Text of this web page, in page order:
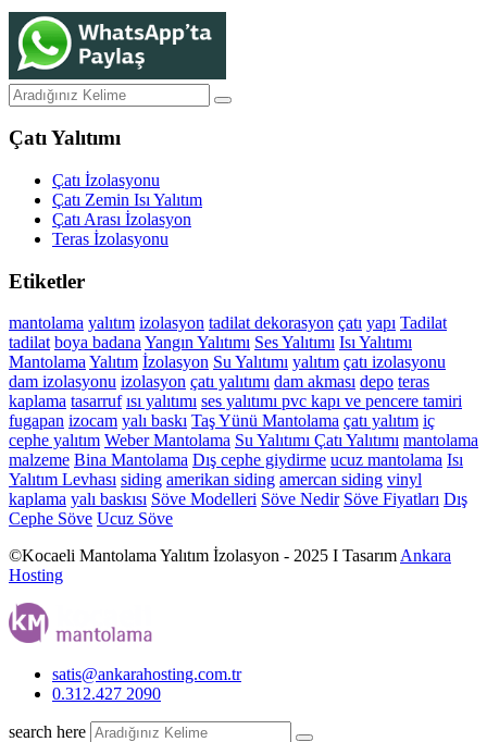
Çatı Yalıtımı
Çatı İzolasyonu
Çatı Zemin Isı Yalıtım
Çatı Arası İzolasyon
Teras İzolasyonu
Etiketler
mantolama yalıtım izolasyon tadilatdekorasyon çatı yapı Tadilat
tadilat boya badanaYangın Yalıtımı Ses Yalıtımı Isı Yalıtımı
MantolamaYalıtım İzolasyon Su Yalıtımı yalıtım çatı izolasyonu
dam izolasyonu izolasyon çatı yalıtımı dam akması depo teras
kaplama tasarruf ısı yalıtımı ses yalıtımı pvc kapı ve pencere tamiri
fugapan izocam yalı baskı Taş Yünü Mantolama çatı yalıtım iç
cephe yalıtım Weber Mantolama Su Yalıtımı Çatı Yalıtımı mantolama
malzeme Bina Mantolama Dış cephe giydirme ucuz mantolama Isı
Yalıtım Levhası siding amerikan siding amercan siding vinyl
kaplama yalı baskısı Söve Modelleri Söve Nedir Söve Fiyatları Dış
Cephe Söve Ucuz Söve
©Kocaeli Mantolama Yalıtım İzolasyon - 2025 I TasarımAnkara
Hosting
satis@ankarahosting.com.tr
0.312.427 2090
search here